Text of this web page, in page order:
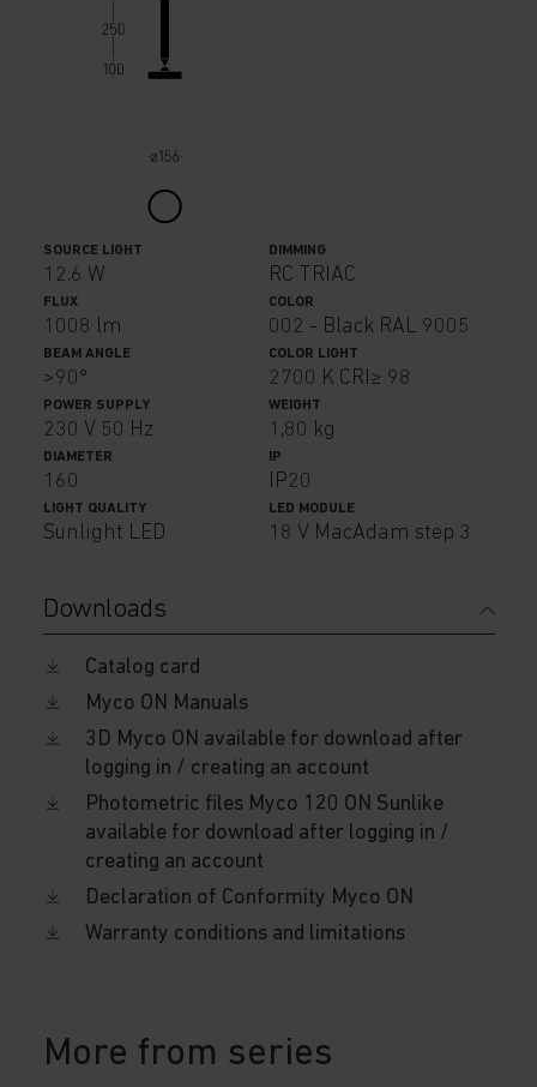
SOURCE LIGHT
12.6 W
DIMMING
RC TRIAC
FLUX
1008 lm
COLOR
002 - Black RAL 9005
BEAM ANGLE
>90°
COLOR LIGHT
2700 K CRI≥ 98
POWER SUPPLY
230 V 50 Hz
WEIGHT
1,80 kg
DIAMETER
160
IP
IP20
LIGHT QUALITY
Sunlight LED
LED MODULE
18 V MacAdam step 3
Downloads
Catalog card
Myco ON Manuals
3D Myco ON available for download after
logging in / creating an account
Photometric files Myco 120 ON Sunlike
available for download after logging in /
creating an account
Declaration of Conformity Myco ON
Warranty conditions and limitations
More from series